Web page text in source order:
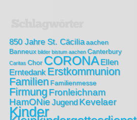
850 Jahre St. Cäciliaaachen
Banneux bilder bistum aachen Canterbury
Caritas Chor CORONA Ellen
Erntedank Erstkommunion
Familien Familienmesse
FirmungFronleichnam
HamONieJugend Kevelaer
Kinder